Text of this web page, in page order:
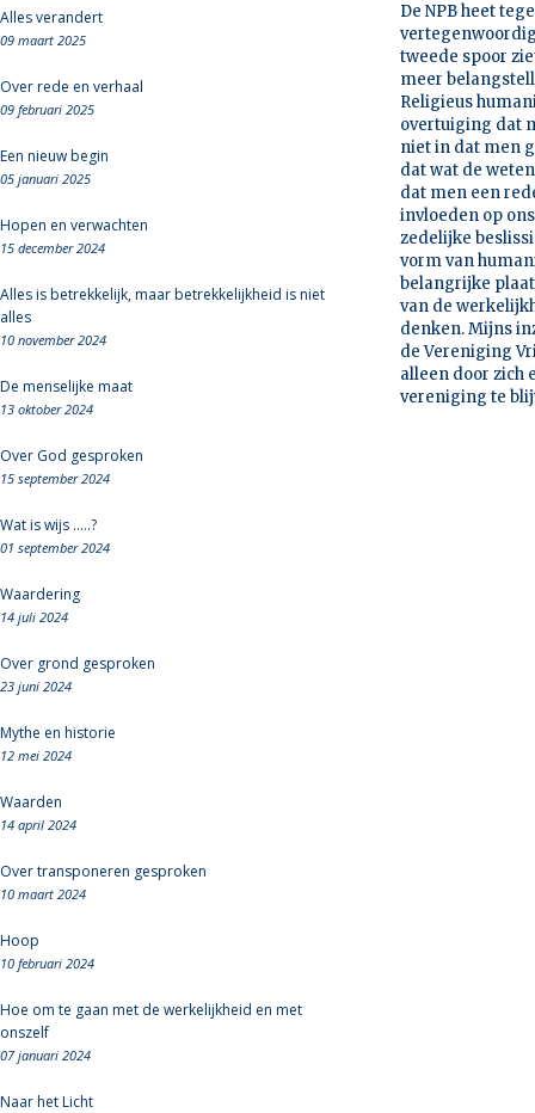
Alles verandert
09 maart 2025
Over rede en verhaal
09 februari 2025
Een nieuw begin
05 januari 2025
Hopen en verwachten
15 december 2024
Alles is betrekkelijk, maar betrekkelijkheid is niet
alles
10 november 2024
De menselijke maat
13 oktober 2024
Over God gesproken
15 september 2024
Wat is wijs .....?
01 september 2024
Waardering
14 juli 2024
Over grond gesproken
23 juni 2024
Mythe en historie
12 mei 2024
Waarden
14 april 2024
Over transponeren gesproken
10 maart 2024
Hoop
10 februari 2024
Hoe om te gaan met de werkelijkheid en met
onszelf
07 januari 2024
Naar het Licht
De NPB heet
tweede spoor
meer
Religieus
overtuiging dat
niet in dat men
dat wat de
dat men een
invloeden op
zedelijke
vorm van
belangrijke
van de
denken. Mijns
de Vereniging
alleen door zich
vereniging te